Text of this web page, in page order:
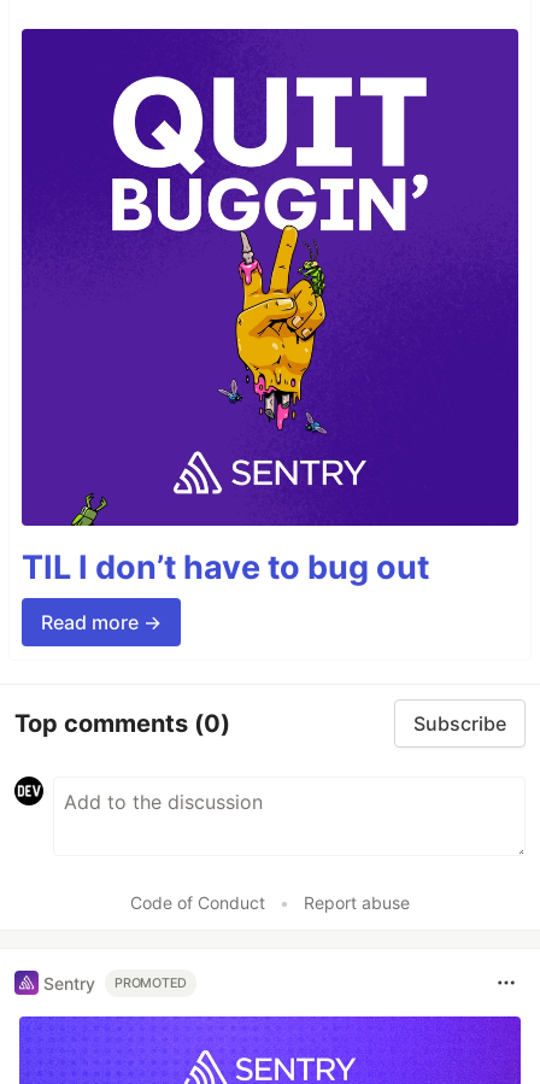
TIL I don’t have to bug out
Read more →
Top comments (0) Subscribe
Code of Conduct • Report abuse
Sentry PROMOTED